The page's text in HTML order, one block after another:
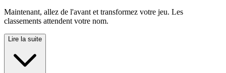
Maintenant, allez de l'avant et transformez votre jeu. Les
classements attendent votre nom.
Lire la suite